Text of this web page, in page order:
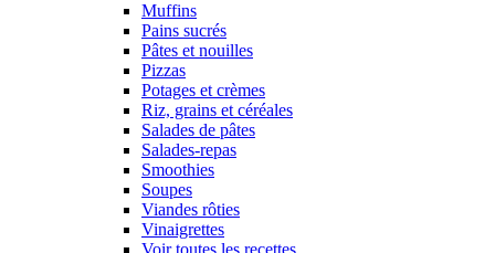
Muffins
Pains sucrés
Pâtes et nouilles
Pizzas
Potages et crèmes
Riz, grains et céréales
Salades de pâtes
Salades-repas
Smoothies
Soupes
Viandes rôties
Vinaigrettes
Voir toutes les recettes